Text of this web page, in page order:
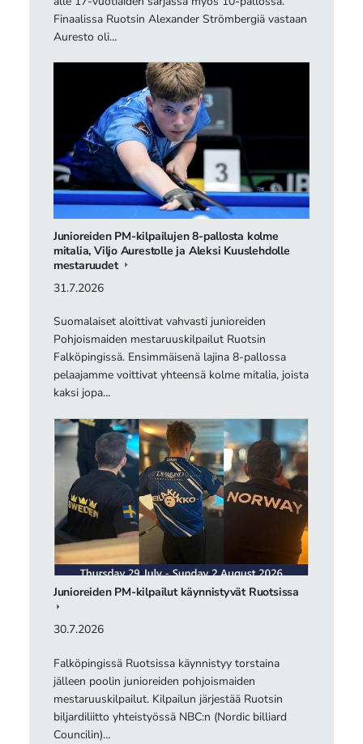
Finaalissa Ruotsin Alexander Strömbergiä vastaan
Auresto oli…
Junioreiden PM-kilpailujen 8-pallosta kolme
mitalia, Viljo Aurestolle ja Aleksi Kuuslehdolle
mestaruudet
31.7.2026
Suomalaiset aloittivat vahvasti junioreiden
Pohjoismaiden mestaruuskilpailut Ruotsin
Falköpingissä. Ensimmäisenä lajina 8-pallossa
pelaajamme voittivat yhteensä kolme mitalia, joista
kaksi jopa…
Junioreiden PM-kilpailut käynnistyvät Ruotsissa
30.7.2026
Falköpingissä Ruotsissa käynnistyy torstaina
jälleen poolin junioreiden pohjoismaiden
mestaruuskilpailut. Kilpailun järjestää Ruotsin
biljardiliitto yhteistyössä NBC:n (Nordic billiard
Councilin)…